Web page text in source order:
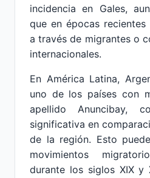
incidencia en Gales,
que en épocas
a través de migrantes o
internacionales.
En América Latina,
uno de los países con
apellido Anuncibay,
significativa en
de la región. Esto
movimientos
durante los siglos XIX y